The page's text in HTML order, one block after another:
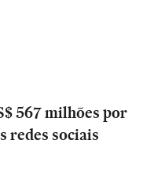
567 milhões por
redes sociais